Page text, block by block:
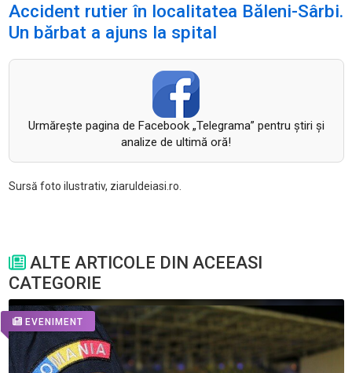
Accident rutier în localitatea Băleni-Sârbi.
Un bărbat a ajuns la spital
Urmăreşte pagina de Facebook „Telegrama” pentru ştiri şi
analize de ultimă oră!
Sursă foto ilustrativ, ziaruldeiasi.ro.
ALTE ARTICOLE DIN ACEEASI
CATEGORIE
EVENIMENT